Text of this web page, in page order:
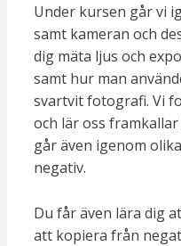
Under kursen går vi
samt kameran och
dig mäta ljus och
samt hur man
svartvit fotografi. Vi
och lär oss
går även igenom
negativ.
Du får även lära dig
att kopiera från